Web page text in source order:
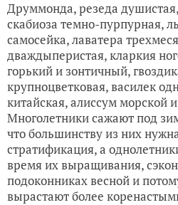
Друммонда, резеда
скабиоза темно-пурпурная,
самосейка, лаватера
дваждыперистая, кларкия
горький и зонтичный,
крупноцветковая, василек
китайская, алиссум морской
Многолетники сажают под
что большинству из них
стратификация, а
время их выращивания,
подоконниках весной и
вырастают более